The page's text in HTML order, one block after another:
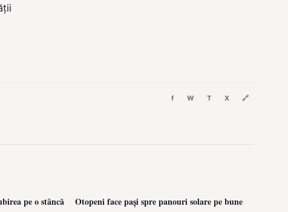
f W T X 🔗
pe o stâncă
Otopeni face pași spre panouri solare pe bune